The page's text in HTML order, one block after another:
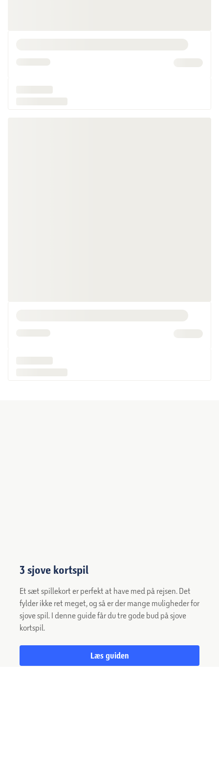
3 sjove kortspil
Et sæt spillekort er perfekt at have med på rejsen. Det
fylder ikke ret meget, og så er der mange muligheder for
sjove spil. I denne guide får du tre gode bud på sjove
kortspil.
Læs guiden